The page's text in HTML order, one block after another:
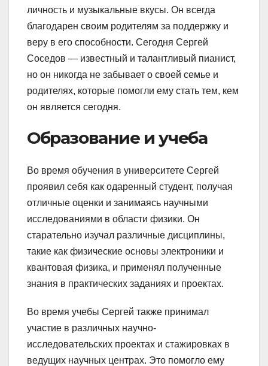
личность и музыкальные вкусы. Он всегда
благодарен своим родителям за поддержку и
веру в его способности. Сегодня Сергей
Соседов — известный и талантливый пианист,
но он никогда не забывает о своей семье и
родителях, которые помогли ему стать тем, кем
он является сегодня.
Образование и учеба
Во время обучения в университете Сергей
проявил себя как одаренный студент, получая
отличные оценки и занимаясь научными
исследованиями в области физики. Он
старательно изучал различные дисциплины,
такие как физические основы электроники и
квантовая физика, и применял полученные
знания в практических заданиях и проектах.
Во время учебы Сергей также принимал
участие в различных научно-
исследовательских проектах и стажировках в
ведущих научных центрах. Это помогло ему